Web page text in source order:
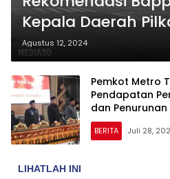
Kepala Daerah
Lampung 2024
dengan RPJPD
Agustus 12, 2024
Pemkot Metro
Pendapatan
dan
2045
BERITA Juli 28,